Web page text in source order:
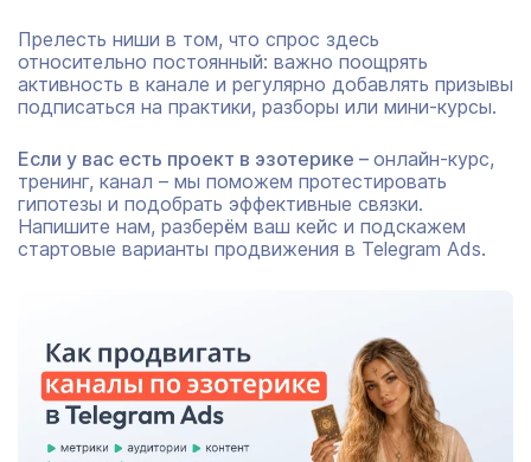
Прелесть ниши в том, что спрос здесь
относительно постоянный: важно поощрять
активность в канале и регулярно добавлять призывы
подписаться на практики, разборы или мини‑курсы.
Если у вас есть проект в эзотерике – онлайн‑курс,
тренинг, канал – мы поможем протестировать
гипотезы и подобрать эффективные связки.
Напишите нам, разберём ваш кейс и подскажем
стартовые варианты продвижения в Telegram Ads.